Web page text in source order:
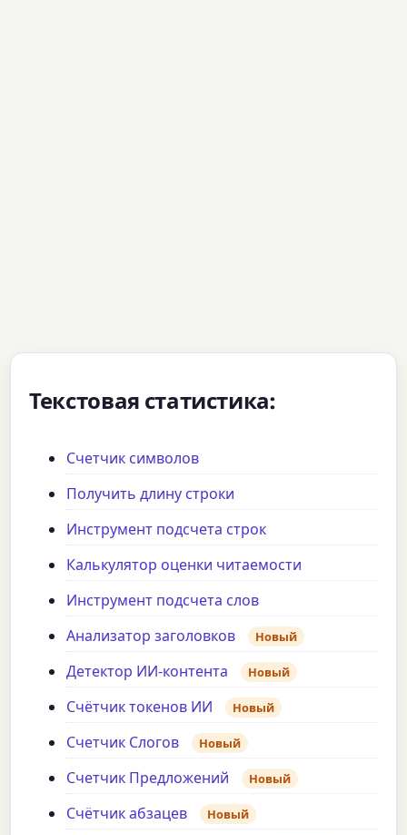
Текстовая статистика:
Счетчик символов
Получить длину строки
Инструмент подсчета строк
Калькулятор оценки читаемости
Инструмент подсчета слов
Анализатор заголовков
Новый
Детектор ИИ-контента Новый
Счётчик токенов ИИ Новый
Счетчик Слогов Новый
Счетчик Предложений Новый
Счётчик абзацев Новый